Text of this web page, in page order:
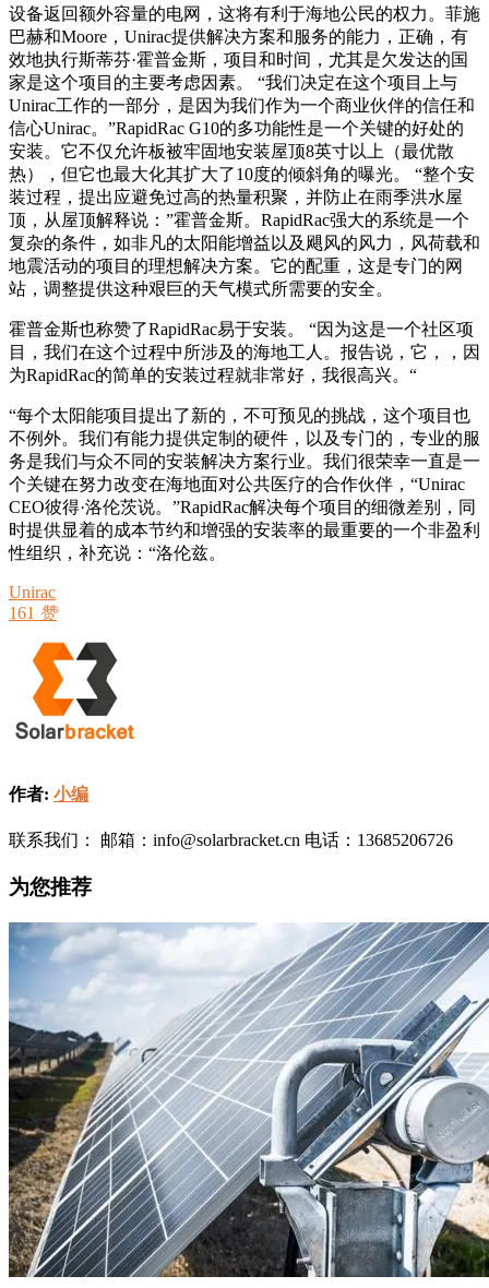
设备返回额外容量的电网，这将有利于海地公民的权力。菲施
巴赫和Moore，Unirac提供解决方案和服务的能力，正确，有
效地执行斯蒂芬·霍普金斯，项目和时间，尤其是欠发达的国
家是这个项目的主要考虑因素。 “我们决定在这个项目上与
Unirac工作的一部分，是因为我们作为一个商业伙伴的信任和
信心Unirac。”RapidRac G10的多功能性是一个关键的好处的
安装。它不仅允许板被牢固地安装屋顶8英寸以上（最优散
热），但它也最大化其扩大了10度的倾斜角的曝光。 “整个安
装过程，提出应避免过高的热量积聚，并防止在雨季洪水屋
顶，从屋顶解释说：”霍普金斯。RapidRac强大的系统是一个
复杂的条件，如非凡的太阳能增益以及飓风的风力，风荷载和
地震活动的项目的理想解决方案。它的配重，这是专门的网
站，调整提供这种艰巨的天气模式所需要的安全。
霍普金斯也称赞了RapidRac易于安装。 “因为这是一个社区项
目，我们在这个过程中所涉及的海地工人。报告说，它，，因
为RapidRac的简单的安装过程就非常好，我很高兴。“
“每个太阳能项目提出了新的，不可预见的挑战，这个项目也
不例外。我们有能力提供定制的硬件，以及专门的，专业的服
务是我们与众不同的安装解决方案行业。我们很荣幸一直是一
个关键在努力改变在海地面对公共医疗的合作伙伴，“Unirac
CEO彼得·洛伦茨说。”RapidRac解决每个项目的细微差别，同
时提供显着的成本节约和增强的安装率的最重要的一个非盈利
性组织，补充说：“洛伦兹。
Unirac
161 赞
作者: 小编
联系我们： 邮箱：info@solarbracket.cn 电话：13685206726
为您推荐